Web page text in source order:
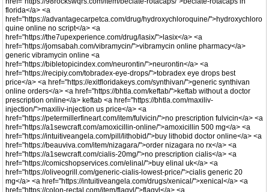
florida</a> <a
href="https://advantagecarpetca.com/drug/hydroxychloroquine/">hydroxychloro
quine online no script</a> <a
href="https://the7upexperience.com/drug/lasix/">lasix</a> <a
href="https://jomsabah.com/vibramycin/">vibramycin online pharmacy</a>
generic vibramycin online <a
href="https://bibletopicindex.com/neurontin/">neurontin</a> <a
href="https://recipiy.com/tobradex-eye-drops/">tobradex eye drops best
price</a> <a href="https://exitfloridakeys.com/synthivan/">generic synthivan
online orders</a> <a href="https://bhtla.com/keftab/">keftab without a doctor
prescription online</a> keftab <a href="https://bhtla.com/maxiliv-
injection/">maxiliv-injection us price</a> <a
href="https://petermillerfineart.com/item/fulvicin/">no prescription fulvicin</a> <a
href="https://a1sewcraft.com/amoxicillin-online/">amoxicillin 500 mg</a> <a
href="https://intuitiveangela.com/pill/lithobid/">buy lithobid doctor online</a> <a
href="https://beauviva.com/item/nizagara/">order nizagara no rx</a> <a
href="https://a1sewcraft.com/cialis-20mg/">no prescription cialis</a> <a
href="https://comicshopservices.com/elinal/">buy elinal uk</a> <a
href="https://oliveogrill.com/generic-cialis-lowest-price/">cialis generic 20
mg</a> <a href="https://intuitiveangela.com/drugs/xenical/">xenical</a> <a